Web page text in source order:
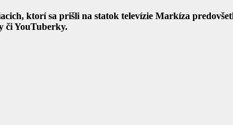
ktorí sa prišli na statok televízie Markíza
či YouTuberky.